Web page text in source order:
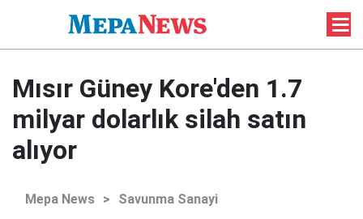
Mısır Güney Kore'den 1.7
milyar dolarlık silah satın
alıyor
Mepa News > Savunma Sanayi